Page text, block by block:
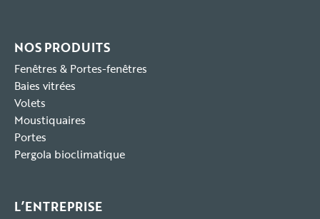
NOS PRODUITS
Fenêtres & Portes-fenêtres
Baies vitrées
Volets
Moustiquaires
Portes
Pergola bioclimatique
L’ENTREPRISE